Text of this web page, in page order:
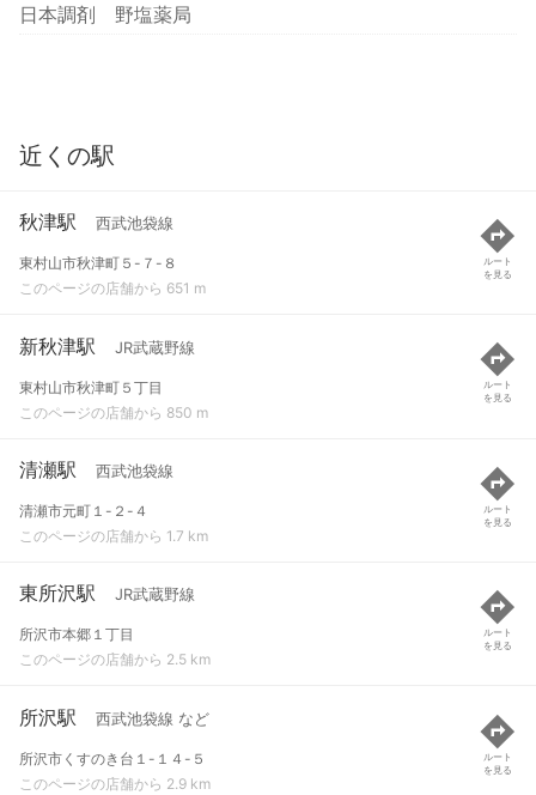
日本調剤 野塩薬局
近くの駅
秋津駅 西武池袋線
東村山市秋津町５-７-８
このページの店舗から 651 m
ルート
を見る
新秋津駅 JR武蔵野線
東村山市秋津町５丁目
このページの店舗から 850 m
ルート
を見る
清瀬駅 西武池袋線
清瀬市元町１-２-４
このページの店舗から 1.7 km
ルート
を見る
東所沢駅 JR武蔵野線
所沢市本郷１丁目
このページの店舗から 2.5 km
ルート
を見る
所沢駅 西武池袋線 など
所沢市くすのき台１-１４-５
このページの店舗から 2.9 km
ルート
を見る